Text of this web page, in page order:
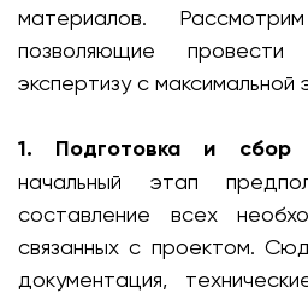
материалов.
позволяющие провести
экспертизу с
1. Подготовка и сбор
начальный этап
составление всех
связанных с проектом.
документация,